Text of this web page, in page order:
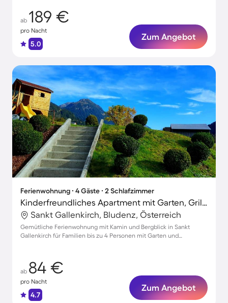
ab 189 €
pro Nacht
5.0
Zum Angebot
Ferienwohnung ∙ 4 Gäste ∙ 2 Schlafzimmer
Kinderfreundliches Apartment mit Garten, Grill und Terrasse | Naturblick | Skifahren in der Nähe
Sankt Gallenkirch, Bludenz, Österreich
Gemütliche Ferienwohnung mit Kamin und Bergblick in Sankt
Gallenkirch für Familien bis zu 4 Personen mit Garten und
ab 84 €
pro Nacht
4.7
Zum Angebot